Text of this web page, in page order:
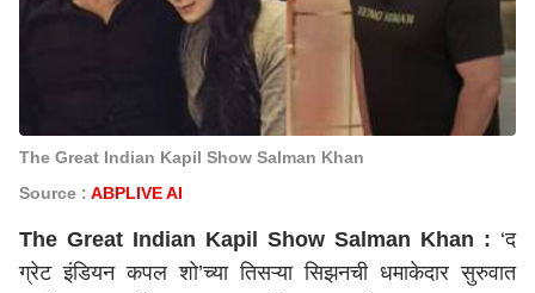
The Great Indian Kapil Show Salman Khan
Source : ABPLIVE AI
The Great Indian Kapil Show Salman Khan : ‘द
ग्रेट इंडियन कपल शो’च्या तिसऱ्या सिझनची धमाकेदार सुरुवात